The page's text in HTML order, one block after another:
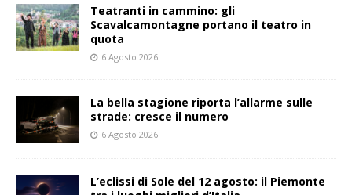
Teatranti in cammino: gli
Scavalcamontagne portano il teatro in
quota
6 Agosto 2026
La bella stagione riporta l’allarme sulle
strade: cresce il numero
6 Agosto 2026
L’eclissi di Sole del 12 agosto: il Piemonte